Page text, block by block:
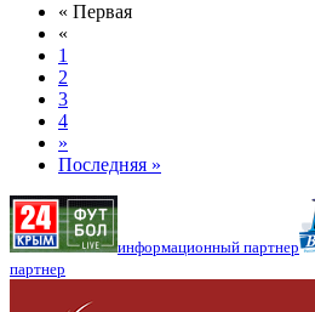
« Первая
«
1
2
3
4
»
Последняя »
информационный партнер
партнер